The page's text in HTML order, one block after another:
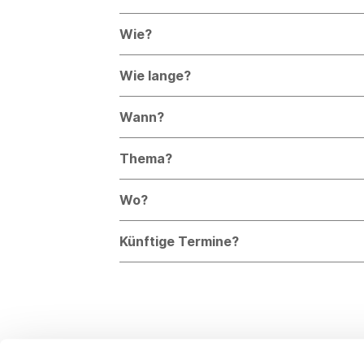
Wie?
Wie lange?
Wann?
Thema?
Wo?
Künftige Termine?